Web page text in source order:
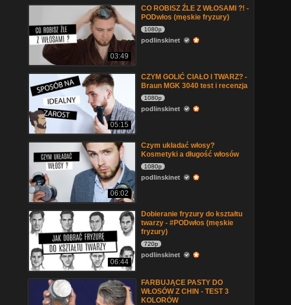
03:49
CO ROBISZ ŹLE Z WŁOSAMI ?! -
PODwłos (męskie fryzury)
1080p
podlinskinet
05:15
CZYM GOLIĆ CIAŁO I TWARZ? -
Braun MGK 3040 test i recenzja
1080p
podlinskinet
06:02
Czym układać włosy?
Kosmetyki a długość włosów
1080p
podlinskinet
06:44
Dobieranie fryzury do kształtu
twarzy - #PODwłos (męskie
fryzury)
720p
podlinskinet
FARBUJĄCE PASTY DO
WŁOSÓW Z CHIN - TEST 3
KOLORÓW